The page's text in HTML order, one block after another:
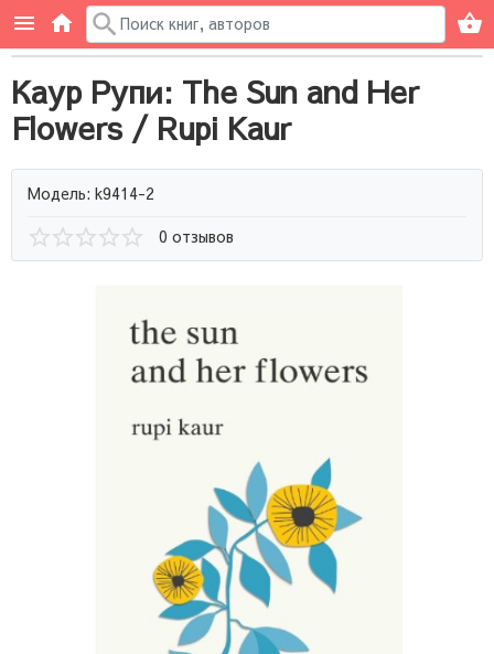
Каур Рупи: The Sun and Her
Flowers / Rupi Kaur
Модель: k9414-2
0 отзывов